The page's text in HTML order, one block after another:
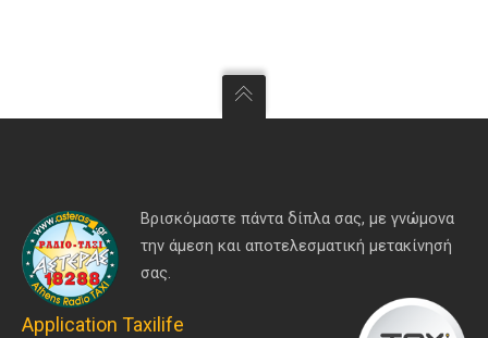
Βρισκόμαστε πάντα δίπλα σας, με γνώμονα
την άμεση και αποτελεσματική μετακίνησή
σας.
Application Taxilife